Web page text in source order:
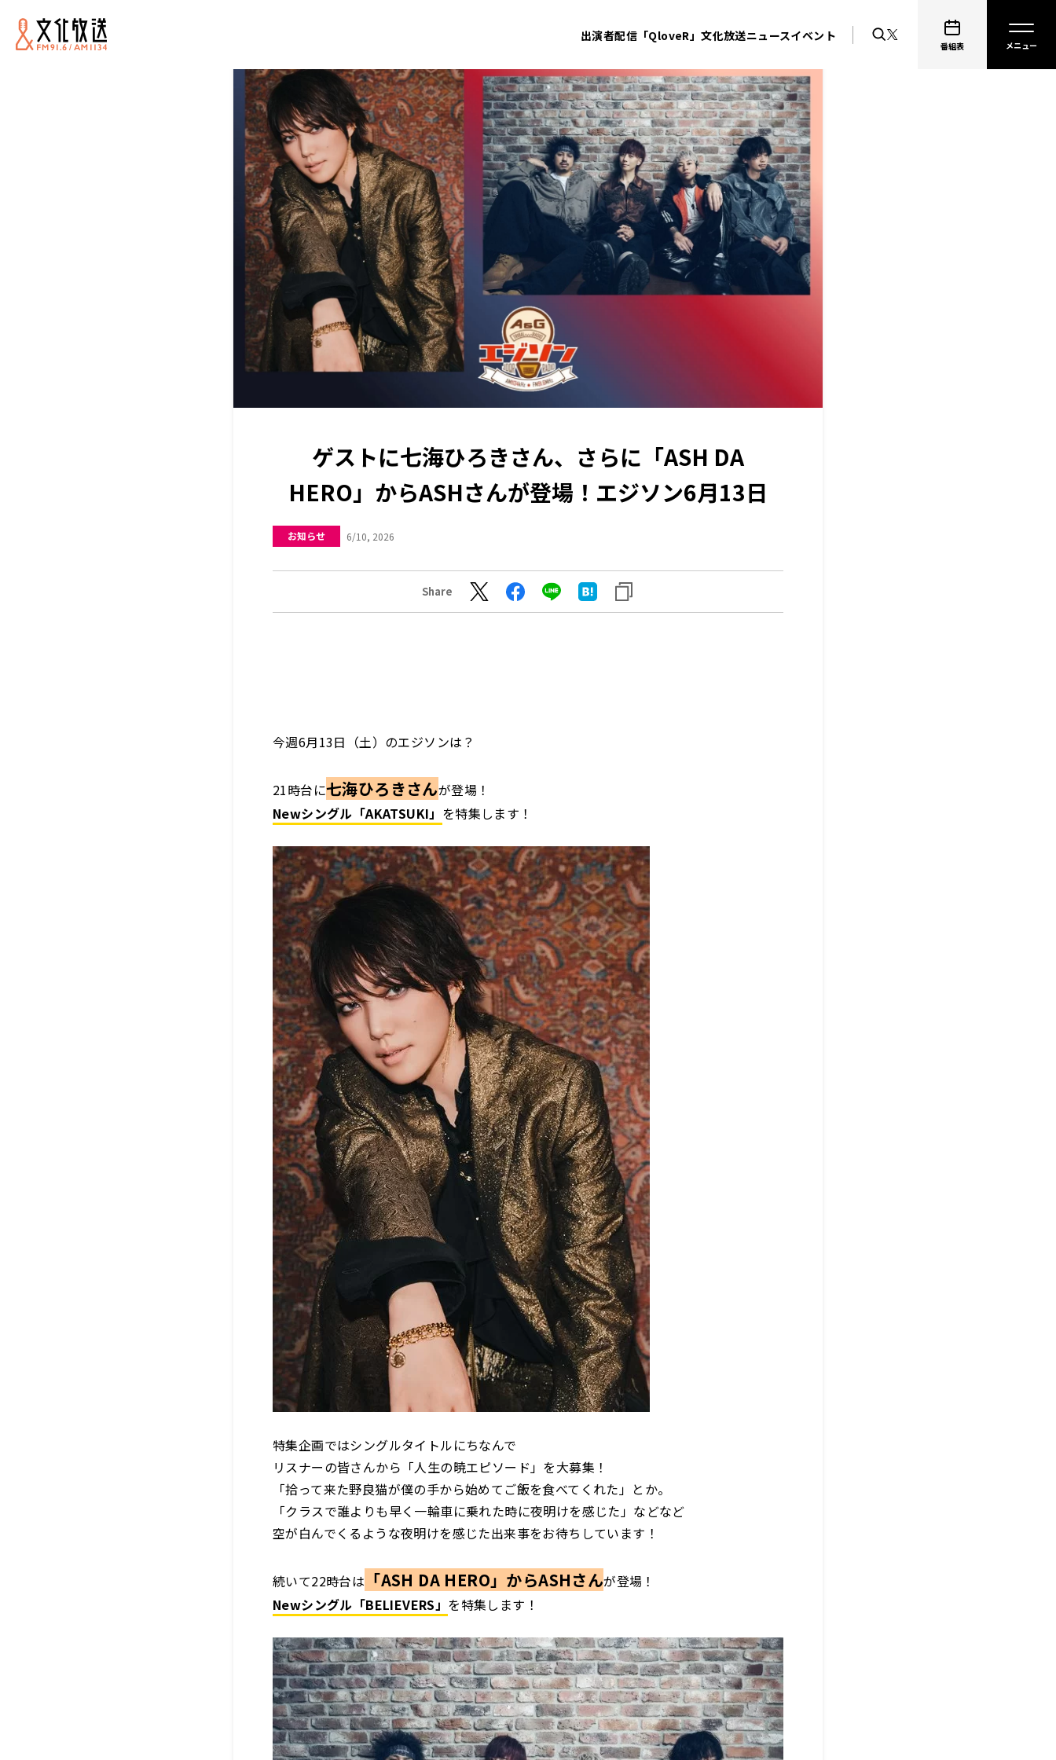
出演者配信「QloveR」文化放送ニュースイベント
番組表
ゲストに七海ひろきさん、さらに「ASH DA
HERO」からASHさんが登場！エジソン6月13日
お知らせ 6/10, 2026
Share
今週6月13日（土）のエジソンは？
21時台に七海ひろきさんが登場！
Newシングル「AKATSUKI」 を特集します！
特集企画ではシングルタイトルにちなんで
リスナーの皆さんから「人生の暁エピソード」を大募集！
「拾って来た野良猫が僕の手から始めてご飯を食べてくれた」とか。
「クラスで誰よりも早く一輪車に乗れた時に夜明けを感じた」などなど
空が白んでくるような夜明けを感じた出来事をお待ちしています！
続いて22時台は 「ASH DA HERO」からASHさんが登場！
Newシングル「BELIEVERS」 を特集します！